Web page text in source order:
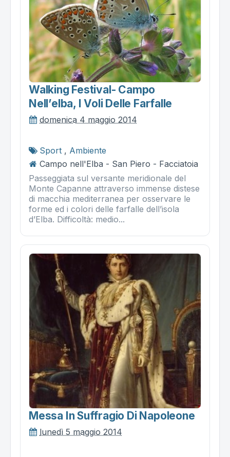
Walking Festival- Campo
Nell’elba, I Voli Delle Farfalle
domenica 4 maggio 2014
Sport , Ambiente
Campo nell'Elba - San Piero - Facciatoia
Passeggiata sul versante meridionale del
Monte Capanne attraverso immense distese
di macchia mediterranea per osservare le
forme ed i colori delle farfalle dell’isola
d’Elba. Difficoltà: medio...
Messa In Suffragio Di Napoleone
lunedì 5 maggio 2014